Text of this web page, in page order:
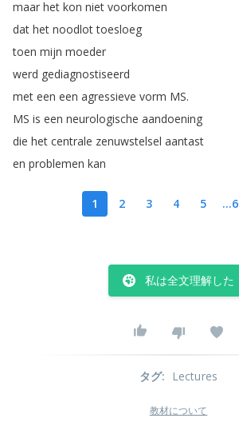
maar het kon niet voorkomen
dat het noodlot toesloeg
toen mijn moeder
werd gediagnostiseerd
met een een agressieve vorm MS.
MS is een neurologische aandoening
die het centrale zenuwstelsel aantast
en problemen kan
1 2 3 4 5 ...6
私は全文理解した
タグ: Lectures
教材について